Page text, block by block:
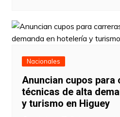
Nacionales
Anuncian cupos para
técnicas de alta
y turismo en Higuey